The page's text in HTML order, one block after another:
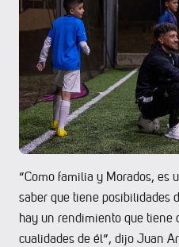
“Como familia y Morados, es
saber que tiene posibilidades
hay un rendimiento que tiene
cualidades de él”, dijo Juan